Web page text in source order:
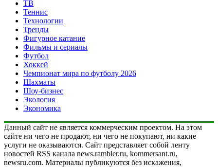
ТВ
Теннис
Технологии
Тренды
Фигурное катание
Фильмы и сериалы
Футбол
Хоккей
Чемпионат мира по футболу 2026
Шахматы
Шоу-бизнес
Экология
Экономика
Данный сайт не является коммерческим проектом. На этом
сайте ни чего не продают, ни чего не покупают, ни какие
услуги не оказываются. Сайт представляет собой ленту
новостей RSS канала news.rambler.ru, kommersant.ru,
newsru.com. Материалы публикуются без искажения,